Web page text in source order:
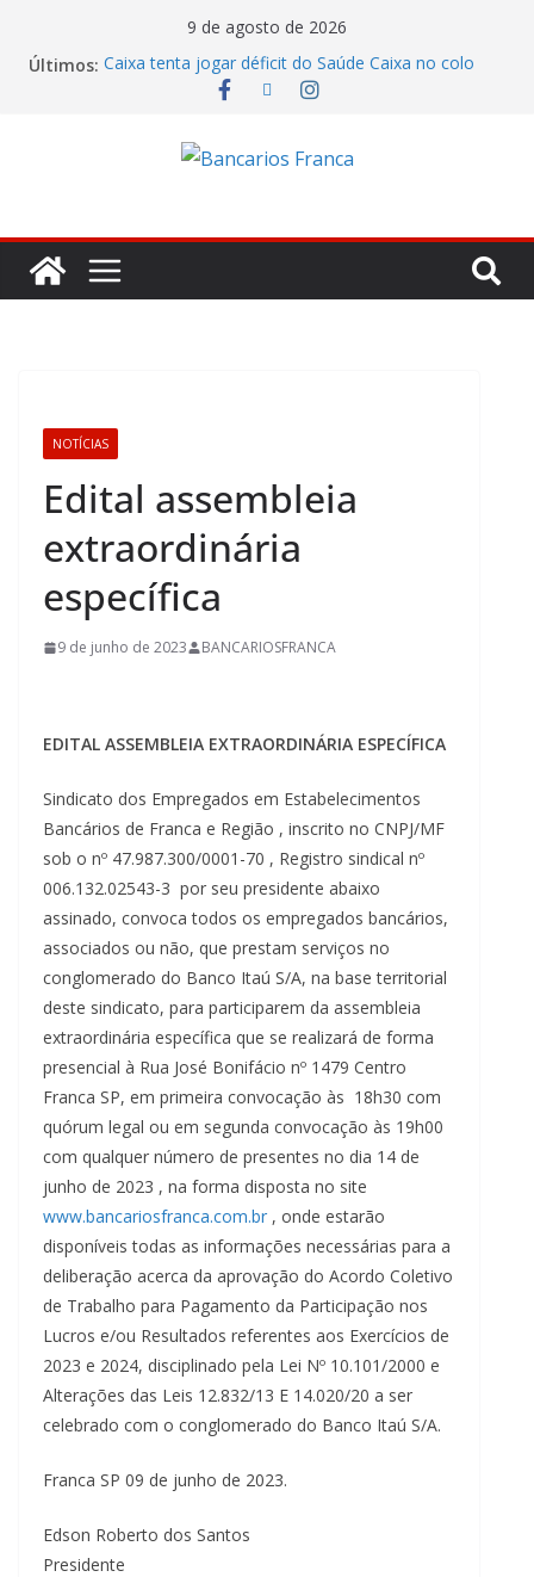
9 de agosto de 2026
Últimos: Caixa tenta jogar déficit do Saúde Caixa no colo
dos empregados e enfrenta rejeição na mesa
7,05 bilhões no segundo trimestre
Itaú atende cobrança da CONTEC e garante
de R$ 275 milhões
Banco do Brasil trava debate econômico e
condiciona avanços à decisão da Fenaban
NOTÍCIAS
Edital assembleia
extraordinária
específica
9 de junho de 2023 BANCARIOSFRANCA
EDITAL ASSEMBLEIA EXTRAORDINÁRIA ESPECÍFICA
Sindicato dos Empregados em Estabelecimentos
Bancários de Franca e Região , inscrito no CNPJ/MF
sob o nº 47.987.300/0001-70 , Registro sindical nº
006.132.02543-3 por seu presidente abaixo
assinado, convoca todos os empregados bancários,
associados ou não, que prestam serviços no
conglomerado do Banco Itaú S/A, na base territorial
deste sindicato, para participarem da assembleia
extraordinária específica que se realizará de forma
presencial à Rua José Bonifácio nº 1479 Centro
Franca SP, em primeira convocação às 18h30 com
quórum legal ou em segunda convocação às 19h00
com qualquer número de presentes no dia 14 de
junho de 2023 , na forma disposta no site
www.bancariosfranca.com.br , onde estarão
disponíveis todas as informações necessárias para a
deliberação acerca da aprovação do Acordo Coletivo
de Trabalho para Pagamento da Participação nos
Lucros e/ou Resultados referentes aos Exercícios de
2023 e 2024, disciplinado pela Lei Nº 10.101/2000 e
Alterações das Leis 12.832/13 E 14.020/20 a ser
celebrado com o conglomerado do Banco Itaú S/A.
Franca SP 09 de junho de 2023.
Edson Roberto dos Santos
Presidente